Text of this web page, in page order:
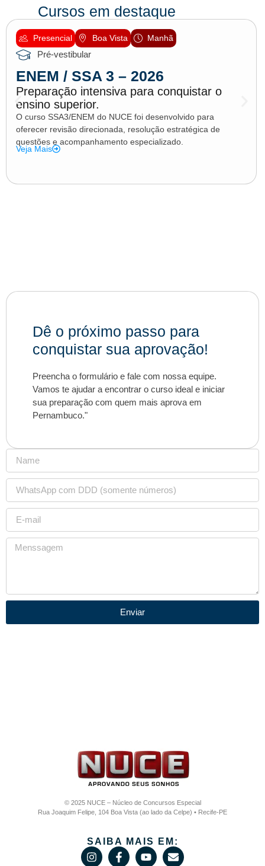
Cursos em destaque
Presencial Boa Vista Manhã
Pré-vestibular
ENEM / SSA 3 – 2026
Preparação intensiva para conquistar o
ensino superior.
O curso SSA3/ENEM do NUCE foi desenvolvido para
oferecer revisão direcionada, resolução estratégica de
questões e acompanhamento especializado.
Veja Mais
Dê o próximo passo para
conquistar sua aprovação!
Preencha o formulário e fale com nossa equipe.
Vamos te ajudar a encontrar o curso ideal e iniciar
sua preparação com quem mais aprova em
Pernambuco."
Enviar
© 2025 NUCE – Núcleo de Concursos Especial
Rua Joaquim Felipe, 104 Boa Vista (ao lado da Celpe) • Recife-PE
SAIBA MAIS EM: